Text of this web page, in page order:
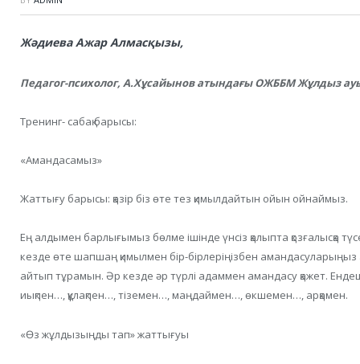
Жәдиева Ажар Алмасқызы,
Педагог-психолог, А.Хұсайынов атындағы ОЖББМЖұлдыз
Тренинг- сабақ барысы:
«Амандасамыз»
Жаттығу барысы: қазір біз өте тез қимылдайтын ойын ойнаймыз.
Ең алдымен барлығымыз бөлме ішінде үнсіз қалыпта қозғалысқа
кезде өте шапшаң қимылмен бір-бірлеріңізбен
айтып тұрамын. Әр кезде әр түрлі адаммен амандасу қажет.
иықпен…, құлақпен…, тіземен…, маңдаймен…, өкшемен…, арқамен.
«Өз жұлдызыңды тап» жаттығуы